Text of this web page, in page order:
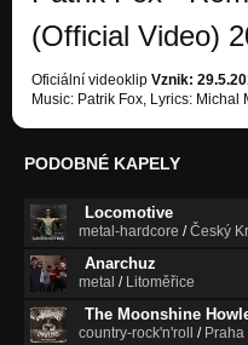
(Official Video)
Oficiální videoklip Vznik:
Music: Patrik Fox, Lyrics:
PODOBNÉ KAPELY
Locomotive
metal-hardcore /Český
Anarchuz
metal / Litoměřice
The Moonshine
country-rock'n'roll / Praha